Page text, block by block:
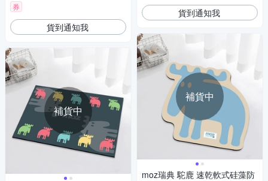
券
貨到通知我
補貨中
貨到通知我
補貨中
moz瑞典 駝鹿 速乾軟式硅藻防